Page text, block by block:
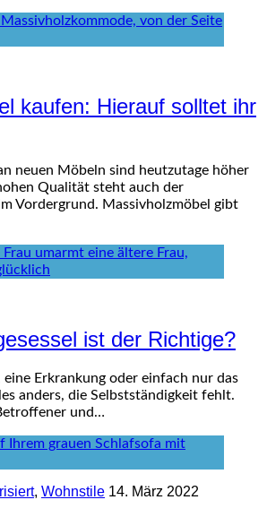
kaufen: Hierauf solltet ihr
neuen Möbeln sind heutzutage höher
Qualität steht auch der
Vordergrund. Massivholzmöbel gibt
ist der Richtige?
eine Erkrankung oder einfach nur das
anders, die Selbstständigkeit fehlt.
und…
, Wohnstile 14. März 2022